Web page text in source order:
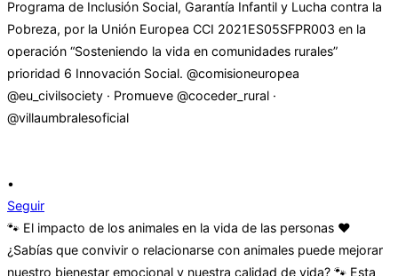
•
Seguir
🐾 El impacto de los animales en la vida de las personas ❤️
¿Sabías que convivir o relacionarse con animales puede mejorar
nuestro bienestar emocional y nuestra calidad de vida? 🐾 Esta